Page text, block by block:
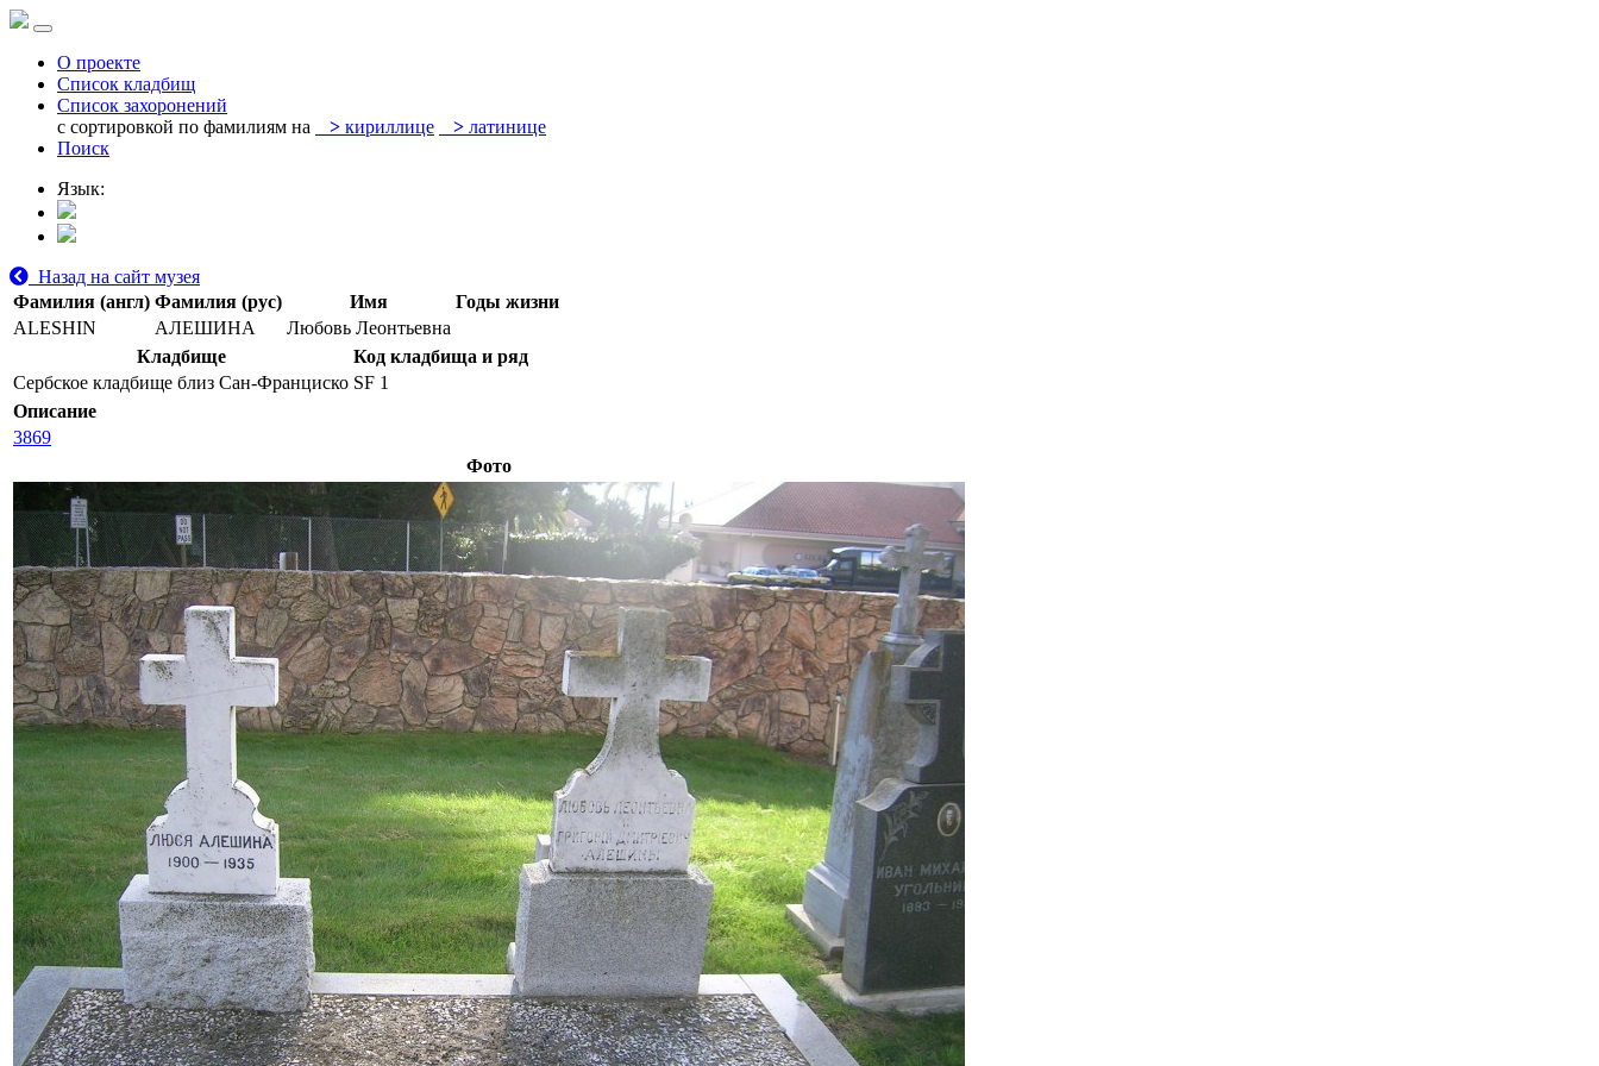
О проекте
Список кладбищ
Список захоронений
с сортировкой по фамилиям на
> кириллице > латинице
Поиск
Язык:
Назад на сайт музея
Фамилия (англ) Фамилия (рус) Имя
Годы жизни
ALESHIN
АЛЕШИНА
Любовь Леонтьевна
Кладбище
Код кладбища и ряд
Сербское кладбище близ Сан-Франциско SF 1
Описание
3869
Фото